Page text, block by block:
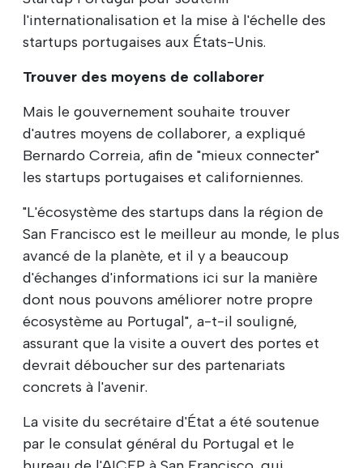
l'internationalisation et la mise à l'échelle des
startups portugaises aux États-Unis.
Trouver des moyens de collaborer
Mais le gouvernement souhaite trouver
d'autres moyens de collaborer, a expliqué
Bernardo Correia, afin de "mieux connecter"
les startups portugaises et californiennes.
"L'écosystème des startups dans la région de
San Francisco est le meilleur au monde, le plus
avancé de la planète, et il y a beaucoup
d'échanges d'informations ici sur la manière
dont nous pouvons améliorer notre propre
écosystème au Portugal", a-t-il souligné,
assurant que la visite a ouvert des portes et
devrait déboucher sur des partenariats
concrets à l'avenir.
La visite du secrétaire d'État a été soutenue
par le consulat général du Portugal et le